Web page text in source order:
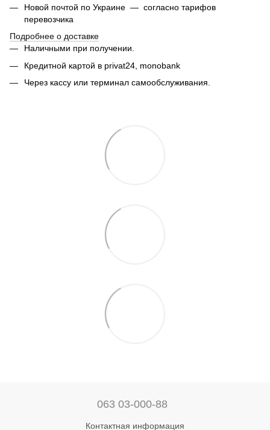
Новой почтой по Украине — согласно тарифов
перевозчика
Подробнее о доставке
Наличными при получении.
Кредитной картой в privat24, monobank
Через кассу или терминал самообслуживания.
063 03-000-88
Контактная информация